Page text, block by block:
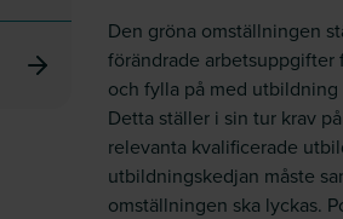
Den gröna omställningen
förändrade arbetsuppgifter
och fylla på med
Detta ställer i sin tur krav
relevanta kvalificerade
utbildningskedjan måste
omställningen ska lyckas.